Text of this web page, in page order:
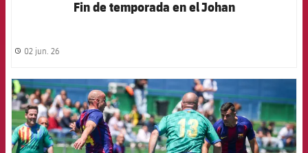
Fin de temporada en el Johan
label.share.clock
02 jun. 26
FCB Barcelona badge